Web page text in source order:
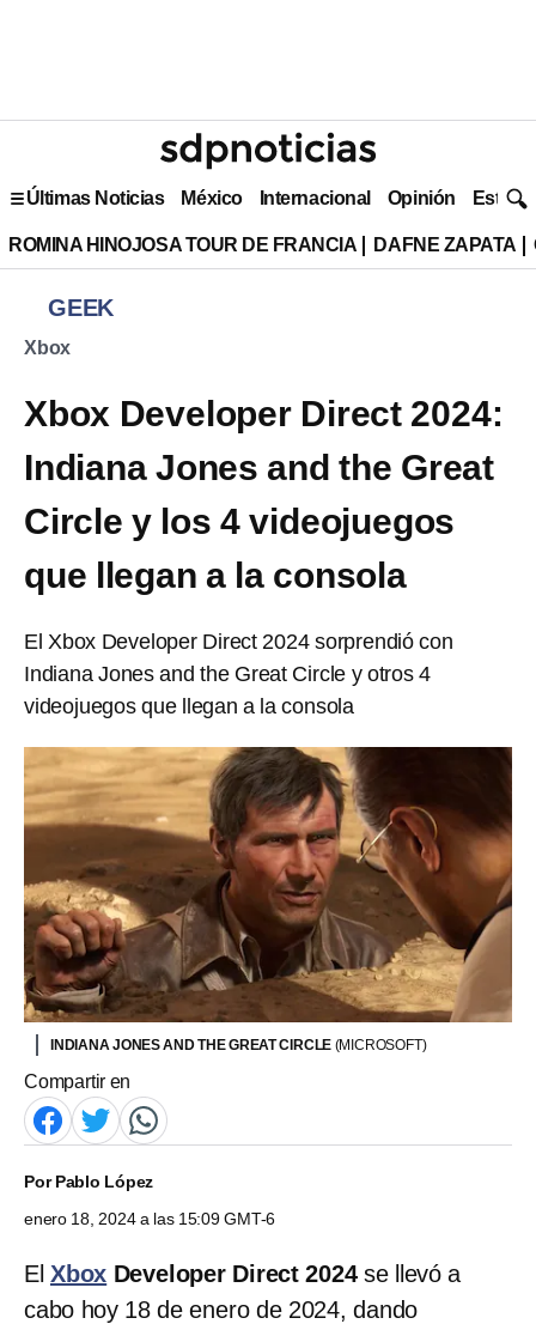
Últimas Noticias México Internacional Opinión Estilo
ROMINA HINOJOSA TOUR DE FRANCIA DAFNE ZAPATA
GEEK
Xbox
Xbox Developer Direct 2024:
Indiana Jones and the Great
Circle y los 4 videojuegos
que llegan a la consola
El Xbox Developer Direct 2024 sorprendió con
Indiana Jones and the Great Circle y otros 4
videojuegos que llegan a la consola
INDIANA JONES AND THE GREAT CIRCLE (MICROSOFT)
Compartir en
PorPablo López
enero 18, 2024 a las 15:09 GMT-6
El Xbox Developer Direct 2024se llevó a
cabo hoy 18 de enero de 2024, dando